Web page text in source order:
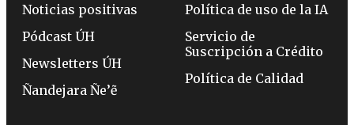
Noticias positivas
Pódcast ÚH
Newsletters ÚH
Ñandejara Ñe’ẽ
Política de uso de la IA
Servicio de
Suscripción a Crédito
Política de Calidad